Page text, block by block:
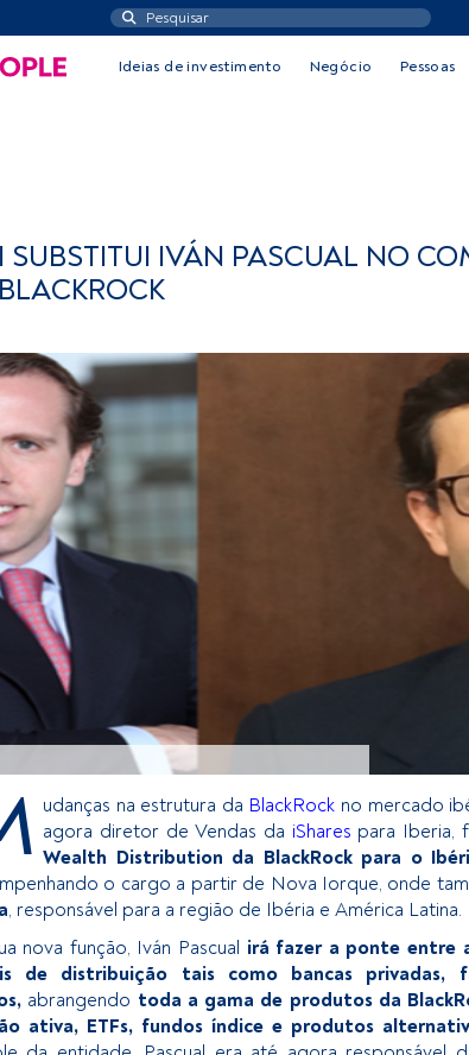
Ideias de investimento Negócio Pessoas
SUBSTITUI IVÁN PASCUAL NO
udanças na estrutura da BlackRock no mercado
agora diretor de Vendas da iShares para Iberia,
Wealth Distribution da BlackRock para o
o cargo a partir de Nova Iorque, onde
, responsável para a região de Ibéria e América Latina.
nova função, Iván Pascual irá fazer a ponte entre
de distribuição tais como bancas privadas,
abrangendo toda a gama de produtos da
ativa, ETFs, fundos índice e produtos